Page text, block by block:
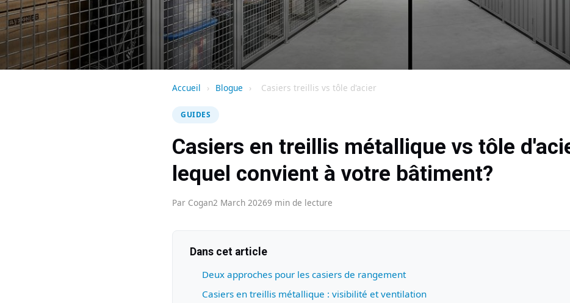
Accueil › Blogue › Casiers treillis vs tôle d'acier
GUIDES
Casiers en treillis métallique vs tôle
lequel convient à votre bâtiment?
Par Cogan2 March 20269 min de lecture
Dans cet article
Deux approches pour les casiers de rangement
Casiers en treillis métallique : visibilité et ventilation